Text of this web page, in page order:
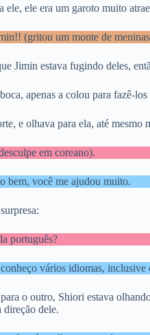
ele, ele era um garoto muito
(gritou um monte de
Jimin estava fugindo deles,
apenas a colou para fazê-
e olhava para ela, até mesmo
em coreano).
bem, você me ajudou muito.
português?
vários idiomas, inclusive
o outro, Shiori estava
direção dele.